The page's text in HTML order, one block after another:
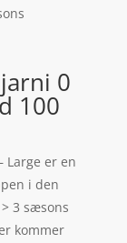
0
100
Large er en
i den
3 sæsons
kommer